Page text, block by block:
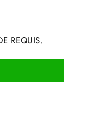
REQUIS.